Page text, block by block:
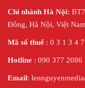
Chi nhánh Hà Nội:
Đông, Hà Nội, Việt
Mã số thuế: 0 3 1 3 4
Hotline : 090 377 2086
Email: